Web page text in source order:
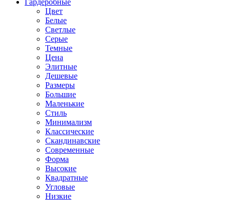
Гардеробные
Цвет
Белые
Светлые
Серые
Темные
Цена
Элитные
Дешевые
Размеры
Большие
Маленькие
Стиль
Минимализм
Классические
Скандинавские
Современные
Форма
Высокие
Квадратные
Угловые
Низкие